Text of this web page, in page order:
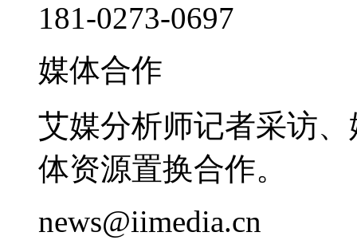
181-0273-0697
媒体合作
艾媒分析师记者采访
体资源置换合作。
news@iimedia.cn